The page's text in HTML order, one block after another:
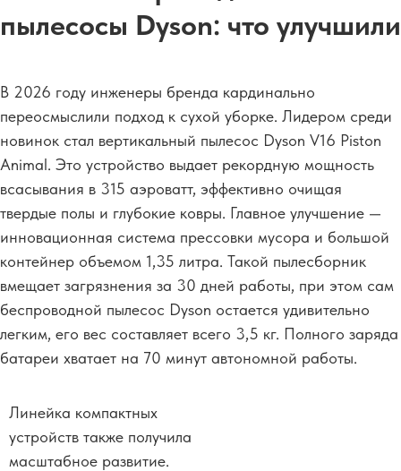
пылесосы Dyson: что улучшили
В 2026 году инженеры бренда кардинально
переосмыслили подход к сухой уборке. Лидером среди
новинок стал вертикальный пылесос Dyson V16 Piston
Animal. Это устройство выдает рекордную мощность
всасывания в 315 аэроватт, эффективно очищая
твердые полы и глубокие ковры. Главное улучшение —
инновационная система прессовки мусора и большой
контейнер объемом 1,35 литра. Такой пылесборник
вмещает загрязнения за 30 дней работы, при этом сам
беспроводной пылесос Dyson остается удивительно
легким, его вес составляет всего 3,5 кг. Полного заряда
батареи хватает на 70 минут автономной работы.
Линейка компактных
устройств также получила
масштабное развитие.